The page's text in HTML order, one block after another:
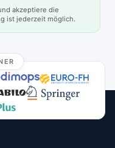
akzeptiere die
ist jederzeit möglich.